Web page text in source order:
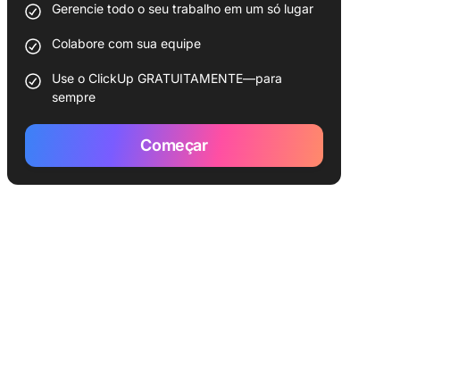
Gerencie todo o seu trabalho em um só lugar
Colabore com sua equipe
Use o ClickUp GRATUITAMENTE—para
sempre
Começar